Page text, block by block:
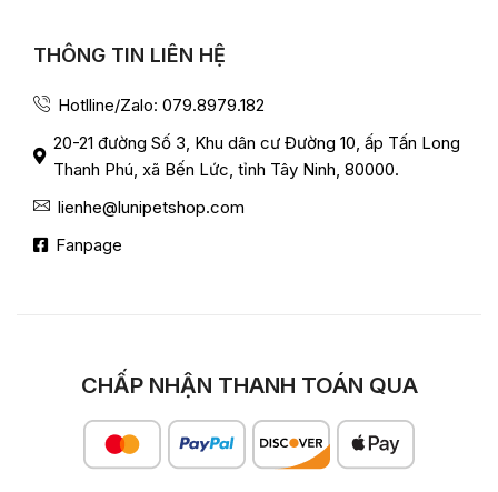
THÔNG TIN LIÊN HỆ
Hotlline/Zalo: 079.8979.182
20-21 đường Số 3, Khu dân cư Đường 10, ấp Tấn Long
Thanh Phú, xã Bến Lức, tỉnh Tây Ninh, 80000.
lienhe@lunipetshop.com
Fanpage
CHẤP NHẬN THANH TOÁN QUA